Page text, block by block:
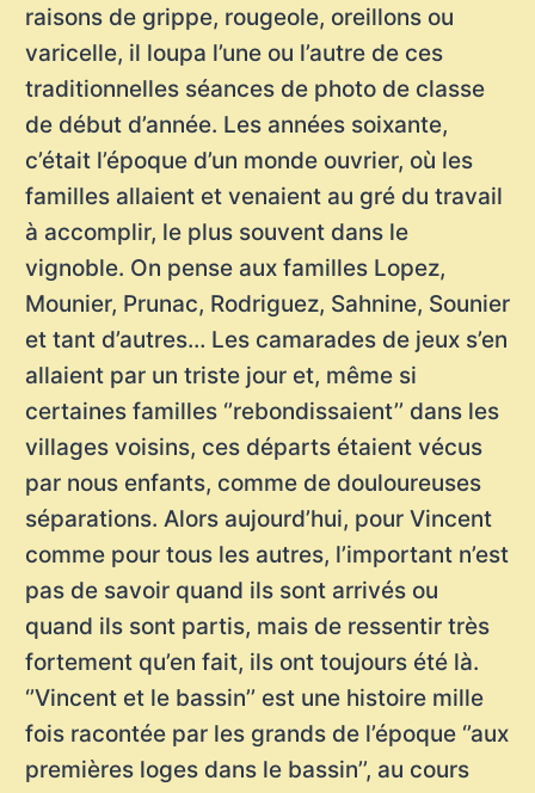
raisons de grippe, rougeole, oreillons ou
varicelle, il loupa l’une ou l’autre de ces
traditionnelles séances de photo de classe
de début d’année. Les années soixante,
c’était l’époque d’un monde ouvrier, où les
familles allaient et venaient au gré du travail
à accomplir, le plus souvent dans le
vignoble. On pense aux familles Lopez,
Mounier, Prunac, Rodriguez, Sahnine, Sounier
et tant d’autres… Les camarades de jeux s’en
allaient par un triste jour et, même si
certaines familles ‘’rebondissaient’’ dans les
villages voisins, ces départs étaient vécus
par nous enfants, comme de douloureuses
séparations. Alors aujourd’hui, pour Vincent
comme pour tous les autres, l’important n’est
pas de savoir quand ils sont arrivés ou
quand ils sont partis, mais de ressentir très
fortement qu’en fait, ils ont toujours été là.
‘’Vincent et le bassin’’ est une histoire mille
fois racontée par les grands de l’époque ‘’aux
premières loges dans le bassin’’, au cours